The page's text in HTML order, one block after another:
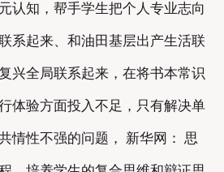
认知，帮手学生把个人专业志向
系起来、和油田基层出产生活联
兴全局联系起来，在将书本常识
体验方面投入不足，只有解决单
情性不强的问题， 新华网： 思